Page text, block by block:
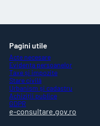
Pagini utile
Acte necesare
Evidența persoanelor
Taxe și impozite
Stare civilă
Urbanism și cadastru
Achiziții publice
GDPR
e-consultare.gov.ro